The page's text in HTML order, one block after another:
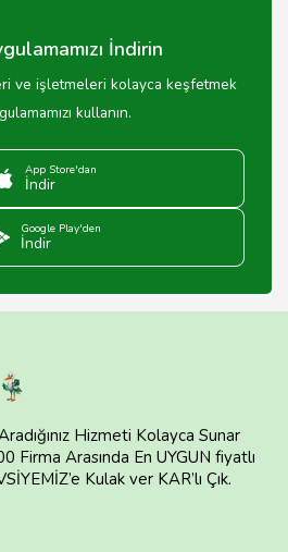
İndirin
ve işletmeleri kolayca keşfetmek
kullanın.
App Store'dan
İndir
Google Play'den
İndir
Hizmeti Kolayca Sunar
Firma Arasında En UYGUN fiyatlı
Kulak ver KAR’lı Çık.